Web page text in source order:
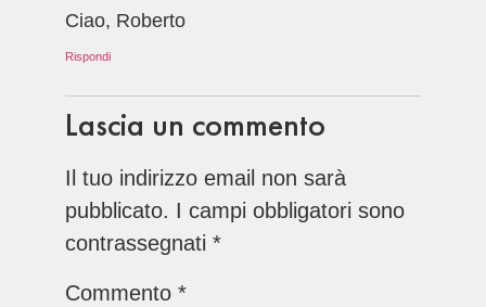
Ciao, Roberto
Rispondi
Lascia un commento
Il tuo indirizzo email non sarà
pubblicato. I campi obbligatori sono
contrassegnati *
Commento *